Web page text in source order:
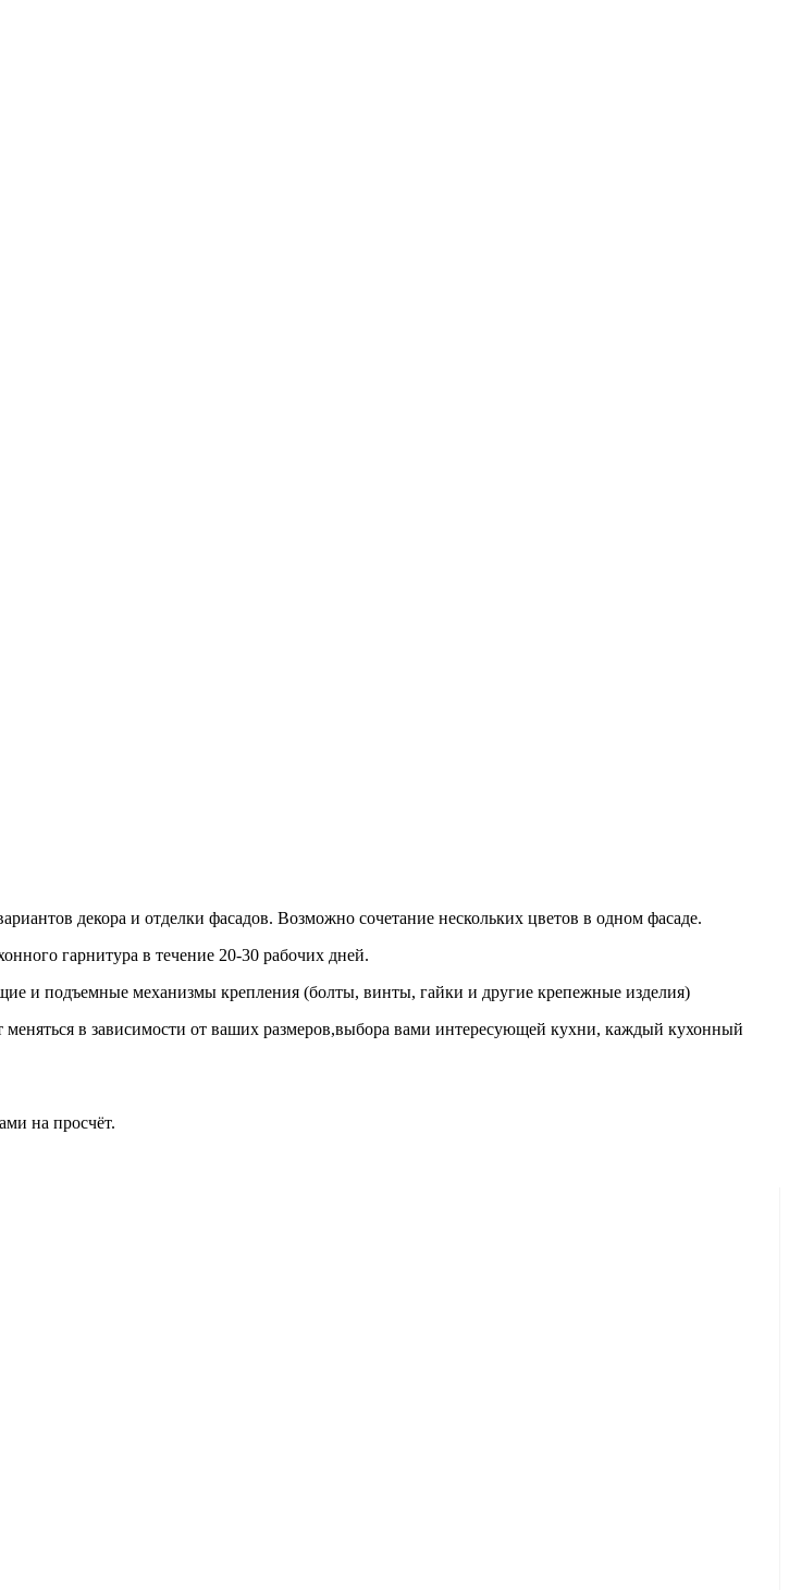
декора и отделки фасадов. Возможно сочетание нескольких цветов в одном фасаде.
гарнитура в течение 20-30 рабочих дней.
и подъемные механизмы крепления (болты, винты, гайки и другие крепежные изделия)
в зависимости от ваших размеров,выбора вами интересующей кухни, каждый кухонный
на просчёт.